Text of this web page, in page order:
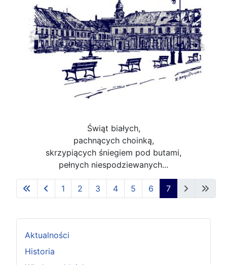
Aktualności
Historia
Świąt białych,
pachnących choinką,
skrzypiących śniegiem pod butami,
pełnych niespodziewanych...
Strona 7 z 7
1 2 3 4 5 6 7